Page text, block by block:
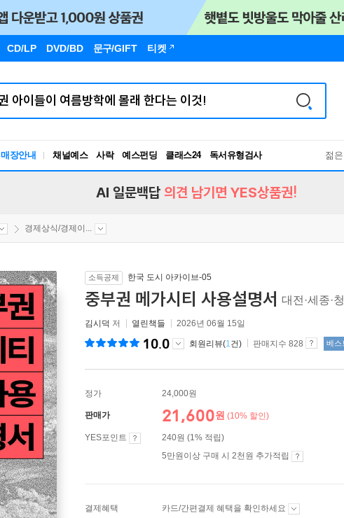
CD/LP DVD/BD 문구/GIFT 티켓
매장안내 채널예스 사락 예스펀딩 클래스24
독서유형검사
RBTI Lab
젊
AI 일문백답 의견 남기면 YES상품권!
경제상식/경제이...
소득공제 한국 도시 아카이브-05
중부권 메가시티 사용설명서 대전·세종·
김시덕 저 열린책들 2026년 06월 15일
10.0 회원리뷰(1건) 판매지수 828 베스
정가 24,000원
판매가 21,600원 (10% 할인)
YES포인트
240원 (1% 적립)
5만원이상 구매 시 2천원 추가적립
결제혜택 카드/간편결제 혜택을 확인하세요